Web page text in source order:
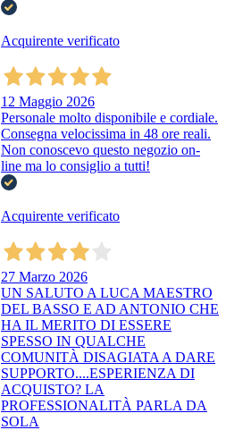
Acquirente verificato
12 Maggio 2026
Personale molto disponibile e cordiale.
Consegna velocissima in 48 ore reali.
Non conoscevo questo negozio on-
line ma lo consiglio a tutti!
Acquirente verificato
27 Marzo 2026
UN SALUTO A LUCA MAESTRO
DEL BASSO E AD ANTONIO CHE
HA IL MERITO DI ESSERE
SPESSO IN QUALCHE
COMUNITÀ DISAGIATA A DARE
SUPPORTO....ESPERIENZA DI
ACQUISTO? LA
PROFESSIONALITÀ PARLA DA
SOLA